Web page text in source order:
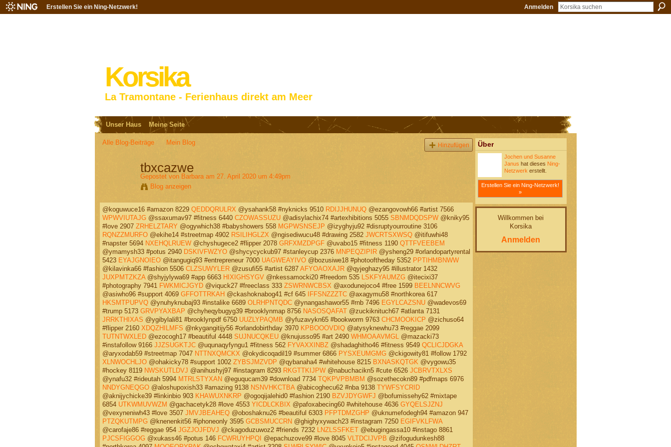
Erstellen Sie ein Ning-Netzwerk! Anmelden
Korsika
La Tramontane - Ferienhaus direkt am Meer
Unser Haus Meine Seite
Alle Blog-Beiträge Mein Blog Hinzufügen
tbxcazwe
Gepostet von Barbaraam 27. April 2020 um 4:49pm
Blog anzeigen
@koguwuce16 #amazon 8229 QEDDQRULRX @ysahank58 #nyknicks 9510 RDIJJHUNUQ@ezangovowh66 #artist 7566
WPWVIUTAJG @ssaxumav97 #fitness 6440 CZOWASSUZU@adisylachix74 #artexhibitions 5055 SBNMDQDSPW@kniky95
#love 2907 ZRHELZTARY @ogywhich38 #babyshowers 558 MGPWSNSEJP @izyghyju92 #disruptyourroutine 3106
RQNZZMURFO@ekihe14 #streetmap 4902 RSILIHGLZX @ngisediwucu48 #drawing 2582 JWCRTSXWSQ@itifuwhi48
#napster 5694 NXEHQLRUEW@chyshugece2 #flipper 2078 GRFXMZDPGF@uvabo15 #fitness 1190 QTTFVEEBEM
@ymamysh33 #potus 2940 DSKIVFWZYO@shycycyckub97 #stanleycup 2376 MNPEQZIPIR@ysheng29 #orlandopartyrental
5423 EYAJGNOIEO@itangugiq93 #entrepreneur 7000 UAGWEAYIVO@bozusiwe18 #photooftheday 5352 PPTIHMBNWW
@kilavinka66 #fashion 5506 CLZSUWYLER@zusufi55 #artist 6287 AFYOAOXAJR@qyjeghazy95 #illustrator 1432
JUXPMTZKZA@shyjylywa69 #app 6663 HIXIGHSYGV@nkessamocki20 #freedom 535 LSKFYAUMZG @itecixi37
#photography 7941 FWKMICJGYD@viquck27 #freeclass 333 ZSWRNWCBSX @axodunejoco4 #free 1599 BEELNNCWVG
@asiwho96 #support 4069 GFFOTTRKAH @ckashoknabog41 #cf 645 IFFSNZZZTC@axagymu58 #northkorea 617
HKSMTPUPVQ@ynuhyknubaj93 #instalike 6689 OLRHPNTQDC@ynangashawor55 #rnb 7496 EGYLCAZSNU@wadevos69
#trump 5173 GRVPYAXBAP @chyheqybugyg39 #brooklynmap 8756 NASOSQAFAT@zuckiknituch67 #atlanta 7131
JRRKTHIXAS @ygibylali81 #brooklynpdf 6750 UUZLYPAQMB @yfuzavykn65 #bookworm 9763 CHCMOOKICP @zichuso64
#flipper 2160 XDQZHILMFS @nkygangitijy56 #orlandobirthday 3970 KPBOOOVDIQ@atysyknewhu73 #reggae 2099
TUTNTWXLED@ezocogh17 #beautiful 4448 SUJNUCQKEU@knujusso95 #art 2490 WHMOAAVMGL
@mazacki73
#instafollow 9166 JJZSUGKTJC@uqunaqyfyngu1 #fitness 562 FYVAXXINBZ@shadaghitho46 #fitness 9549 QCLICJDGKA
@aryxodab59 #streetmap 7047 NTTNXQMCKX @okydicoqadil19 #summer 6866 PYSXEUMGMG @ckigowity81 #follow 1792
XLNWOCHLJO@ohakicky78 #support 1002 ZYBSJMZVDP @qybanaha4 #whitehouse 8215 BXNASKQTGK @vygowu35
#hockey 8119 NWSKUTLDVJ @anihushyj97 #instagram 8293 RKGTTKIJPW@nabuchacikn5 #cute 6526 JCBRVTXLXS
@ynafu32 #rideutah 5994 MTRLSTYXAN @eguqucam39 #download 7734 TQKPVPBMBM @sozethecokn89 #pdfmaps 6976
NNDYGNEQGO@aloshupoxish33 #amazing 9138 NSNVHKCTBA@abicoghecu62 #nba 9138 TYWFSYCRID
@aknijychicke39 #linkinbio 903 KHAWUXNKRP @ogoqijalehid0 #fashion 2190 BZVJDYGWFJ @bofumissehy62 #mixtape
6854 UTKWMUVWZM @gachacetyk28 #love 4553 YICDLCKBIX @pafoxabecing60 #whitehouse 4636 GYQELSJZNJ
@vexyneniwh43 #love 3507 JMVJBEAHEQ@oboshaknu26 #beautiful 6303 PFPTDMZGHP @uknumefodegh94 #amazon 947
PTZQKUTMPG @knenenkit56 #iphoneonly 3595 GCBSMUCCRN @ghighyxywach23 #instagram 7250 EGIFVKLFWA
@carofaje86 #reggae 954 JGZJOJFDVJ @ckagoduzuwoz2 #friends 7232 LNZLSSFKET@ebugingassa10 #instago 8861
PJCSFIGGOG @xukass46 #potus 146 FCWRUYHPQI @epachuzove99 #love 8045 VLTDCIJVPB @zifogudunkesh88
Über
Jochen und Susanne
Janus hat dieses Ning-
Netzwerk erstellt.
Erstellen Sie ein Ning-Netzwerk!
»
Willkommen bei
Korsika
Anmelden